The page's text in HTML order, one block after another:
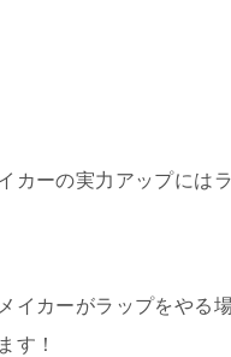
カーの実力アップには
イカーがラップをやる
す！